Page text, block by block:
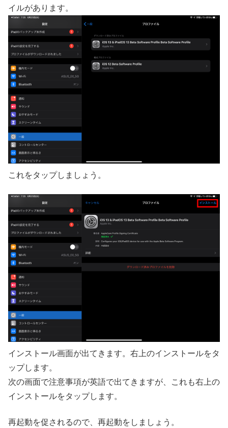
イルがあります。
これをタップしましょう。
インストール画面が出てきます。右上のインストールをタ
ップします。
次の画面で注意事項が英語で出てきますが、これも右上の
インストールをタップします。
再起動を促されるので、再起動をしましょう。